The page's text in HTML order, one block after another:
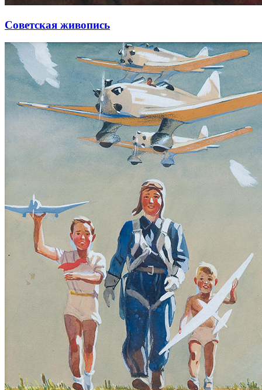
Советская живопись